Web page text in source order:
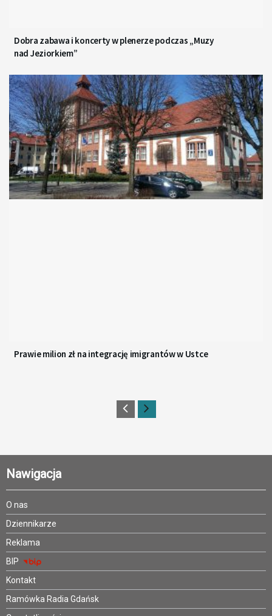
Dobra zabawa i koncerty w plenerze podczas „Muzy
nad Jeziorkiem”
Prawie milion zł na integrację imigrantów w Ustce
Nawigacja
O nas
Dziennikarze
Reklama
BIP
Kontakt
Ramówka Radia Gdańsk